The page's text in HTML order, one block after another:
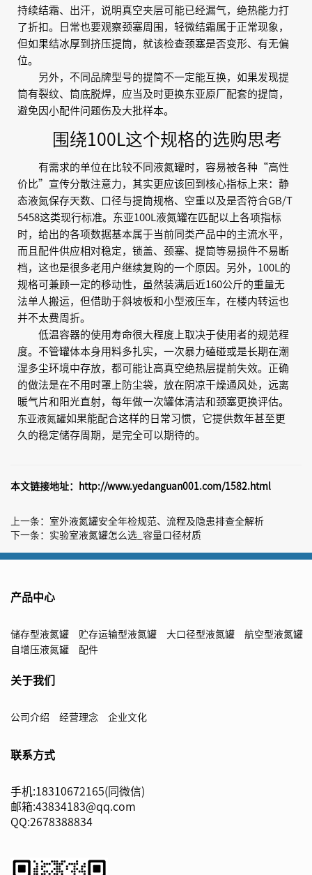
持续结霜、出汗，说明真空夹层可能已经漏气，绝热能力打
了折扣。日常也要观察颈塞周围，轻微结霜属于正常现象，
但如果结冰厚到挤压提筒，就该检查颈塞是否变形、有无偏
位。
另外，不同品牌型号的提筒不一定能互换，如果发现提
筒有裂纹、筒底脱焊，应当及时更换东亚原厂配套的提筒，
避免因小配件问题伤及大批样本。
围绕100L这个规格的选购思考
有需求的单位在比较不同液氮罐时，容易被各种“高性
价比”宣传分散注意力，其实更应该回到核心指标上来：静
态液氮保存天数、口径与提筒规格、空重以及是否符合GB/T
5458这类现行标准。东亚100L液氮罐在匹配以上各项指标
时，给出的各项数据基本属于当前同类产品中的主流水平，
而且配件供应相对稳定，锁盖、颈塞、提筒等易损件不易断
档，这也是很多老用户继续复购的一个原因。另外，100L的
规格可兼顾一定的移动性，虽然装满后近160公斤的重量无
法单人搬运，但借助于斜坡板和小型液压车，在楼内转运也
并不太费周折。
低温容器的使用寿命很大程度上取决于使用者的规范程
度。不管罐体本身用料多扎实，一次暴力磕碰或是长期在潮
湿多尘环境中存放，都可能让高真空绝热层提前失效。正确
的做法是在不用时罩上防尘袋，放在阴凉干燥通风处，远离
暖气片和阳光直射，每年做一次罐体清洁和颈塞更换评估。
东亚液氮罐如果能配合这样的日常习惯，它提供数年甚至更
久的稳定储存周期，是完全可以期待的。
本文链接地址： http://www.yedanguan001.com/1582.html
上一条： 室外液氮罐安全年检规范、流程及隐患排查全解析
下一条： 实验室液氮罐怎么选_容量口径材质
产品中心
储存型液氮罐 贮存运输型液氮罐 大口径型液氮罐
航空型液氮罐
自增压液氮罐
配件
关于我们
公司介绍 经营理念 企业文化
联系方式
手机:18310672165(同微信)
邮箱:43834183@qq.com
QQ:2678388834